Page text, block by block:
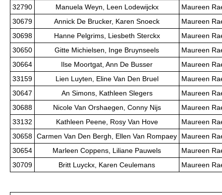
32790
Manuela Weyn, Leen Lodewijckx
Maureen
30679
Annick De Brucker, Karen Snoeck
Maureen
30698
Hanne Pelgrims, Liesbeth Sterckx
Maureen
30650
Gitte Michielsen, Inge Bruynseels
Maureen
30664
Ilse Moortgat, Ann De Busser
Maureen
33159
Lien Luyten, Eline Van Den Bruel
Maureen
30647
An Simons, Kathleen Slegers
Maureen
30688
Nicole Van Orshaegen, Conny Nijs
Maureen
33132
Kathleen Peene, Rosy Van Hove
Maureen
30658 Carmen Van Den Bergh, Ellen Van Rompaey
Maureen
30654
Marleen Coppens, Liliane Pauwels
Maureen
30709
Britt Luyckx, Karen Ceulemans Maureen